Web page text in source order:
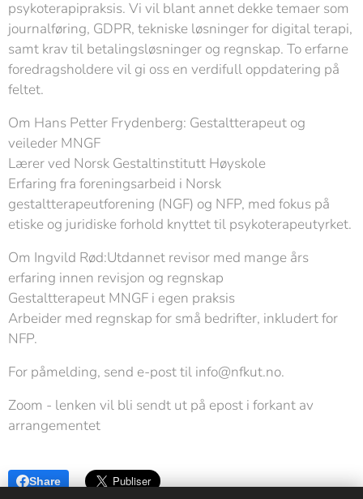
psykoterapipraksis. Vi vil blant annet dekke temaer som
journalføring, GDPR, tekniske løsninger for digital terapi,
samt krav til betalingsløsninger og regnskap. To erfarne
foredragsholdere vil gi oss en verdifull oppdatering på
feltet.
Om Hans Petter Frydenberg: Gestaltterapeut og
veileder MNGF
Lærer ved Norsk Gestaltinstitutt Høyskole
Erfaring fra foreningsarbeid i Norsk
gestaltterapeutforening (NGF) og NFP, med fokus på
etiske og juridiske forhold knyttet til psykoterapeutyrket.
Om Ingvild Rød:Utdannet revisor med mange års
erfaring innen revisjon og regnskap
Gestaltterapeut MNGF i egen praksis
Arbeider med regnskap for små bedrifter, inkludert for
NFP.
For påmelding, send e-post til info@nfkut.no.
Zoom - lenken vil bli sendt ut på epost i forkant av
arrangementet
Share